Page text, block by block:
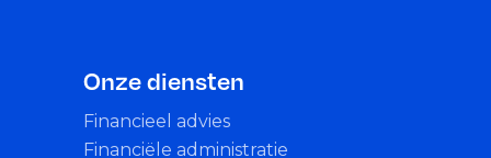
Onze diensten
Financieel advies
Financiële administratie